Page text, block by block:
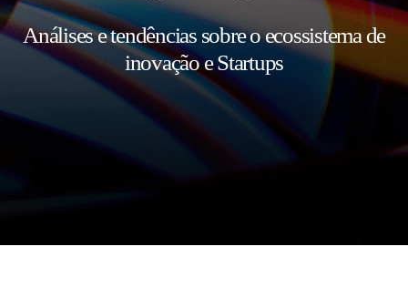
Análises e tendências sobre o ecossistema de
inovação e Startups